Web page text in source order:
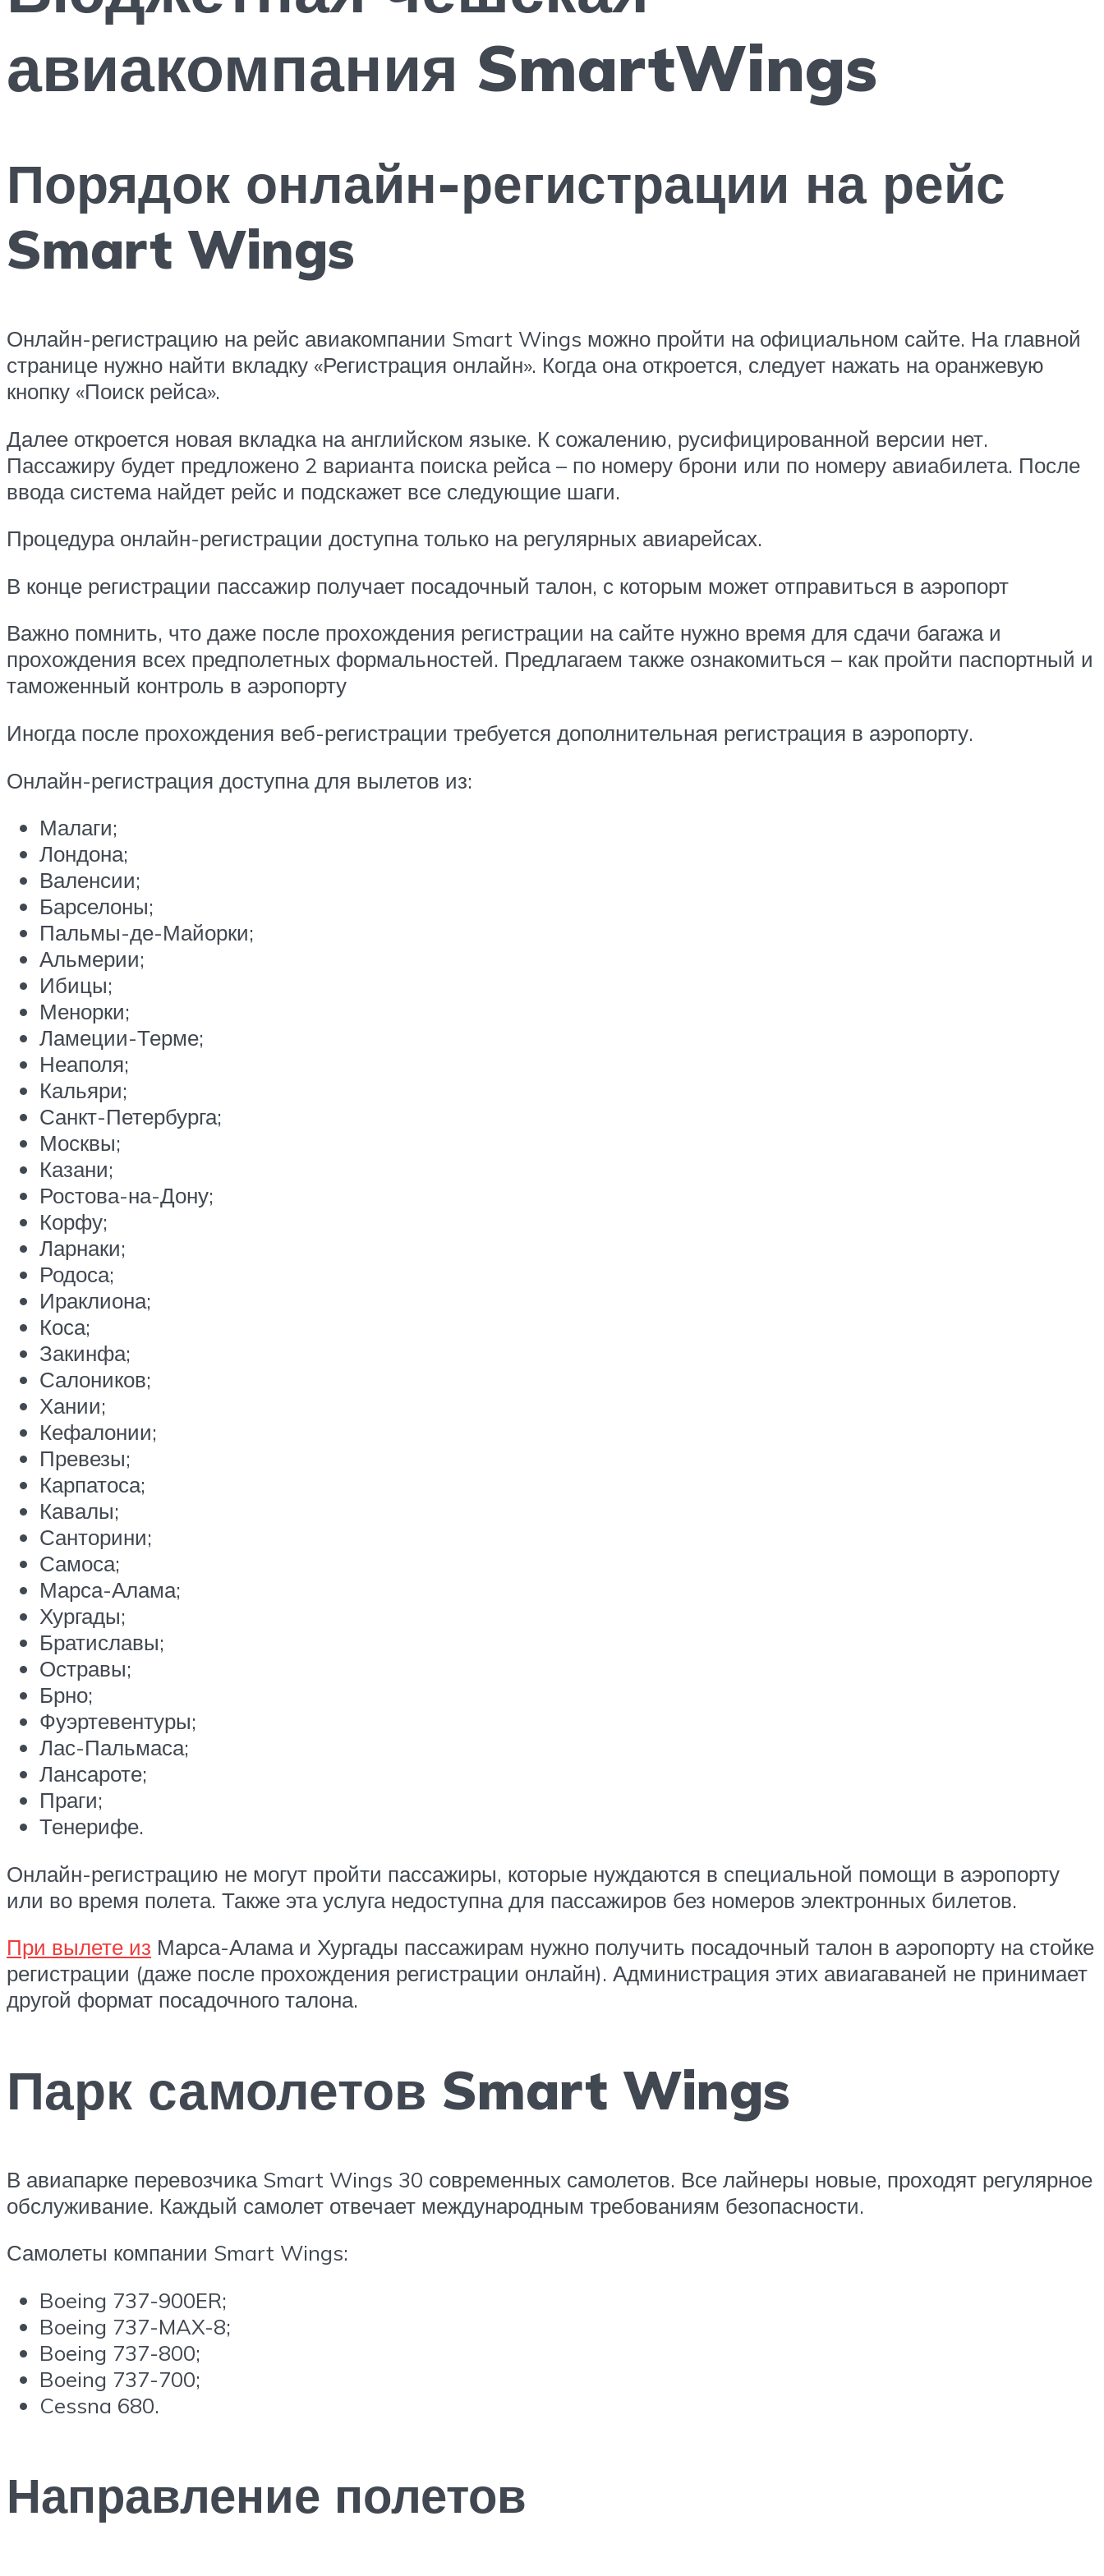
авиакомпания SmartWings
Порядок онлайн-регистрации на рейс
Smart Wings
Онлайн-регистрацию на рейс авиакомпании Smart Wings можно пройти на официальном сайте. На главной
странице нужно найти вкладку «Регистрация онлайн». Когда она откроется, следует нажать на оранжевую
кнопку «Поиск рейса».
Далее откроется новая вкладка на английском языке. К сожалению, русифицированной версии нет.
Пассажиру будет предложено 2 варианта поиска рейса – по номеру брони или по номеру авиабилета. После
ввода система найдет рейс и подскажет все следующие шаги.
Процедура онлайн-регистрации доступна только на регулярных авиарейсах.
В конце регистрации пассажир получает посадочный талон, с которым может отправиться в аэропорт
Важно помнить, что даже после прохождения регистрации на сайте нужно время для сдачи багажа и
прохождения всех предполетных формальностей. Предлагаем также ознакомиться – как пройти паспортный и
таможенный контроль в аэропорту
Иногда после прохождения веб-регистрации требуется дополнительная регистрация в аэропорту.
Онлайн-регистрация доступна для вылетов из:
Малаги;
Лондона;
Валенсии;
Барселоны;
Пальмы-де-Майорки;
Альмерии;
Ибицы;
Менорки;
Ламеции-Терме;
Неаполя;
Кальяри;
Санкт-Петербурга;
Москвы;
Казани;
Ростова-на-Дону;
Корфу;
Ларнаки;
Родоса;
Ираклиона;
Коса;
Закинфа;
Салоников;
Хании;
Кефалонии;
Превезы;
Карпатоса;
Кавалы;
Санторини;
Самоса;
Марса-Алама;
Хургады;
Братиславы;
Остравы;
Брно;
Фуэртевентуры;
Лас-Пальмаса;
Лансароте;
Праги;
Тенерифе.
Онлайн-регистрацию не могут пройти пассажиры, которые нуждаются в специальной помощи в аэропорту
или во время полета. Также эта услуга недоступна для пассажиров без номеров электронных билетов.
При вылете из Марса-Алама и Хургады пассажирам нужно получить посадочный талон в аэропорту на стойке
регистрации (даже после прохождения регистрации онлайн). Администрация этих авиагаваней не принимает
другой формат посадочного талона.
Парк самолетов Smart Wings
В авиапарке перевозчика Smart Wings 30 современных самолетов. Все лайнеры новые, проходят регулярное
обслуживание. Каждый самолет отвечает международным требованиям безопасности.
Самолеты компании Smart Wings:
Boeing 737-900ER;
Boeing 737-MAX-8;
Boeing 737-800;
Boeing 737-700;
Cessna 680.
Направление полетов